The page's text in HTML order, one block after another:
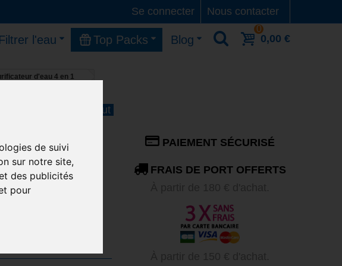
/10 (4 avis)de suivi
sur notre site,
des publicités
pour
Nous contacter
Se connecter
Filtrer l'eau Top Packs Blog
0
0,00 €
d'eau 4 en 1
livraisons le 11 Aout
pour
!
PAIEMENT SÉCURISÉ
FRAIS DE PORT OFFERTS